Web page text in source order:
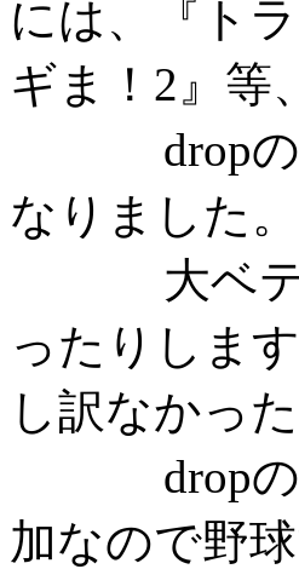
には、『ト
ギま！2』等、
dropの制
なりました。
大ベテラ
ったりしま
し訳なかった
dropのソ
加なので野